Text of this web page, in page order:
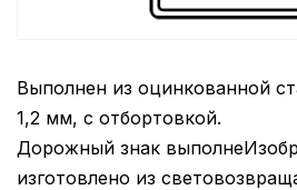
Выполнен из оцинкованной
1,2 мм, с отбортовкой.
Дорожный знак
изготовлено из